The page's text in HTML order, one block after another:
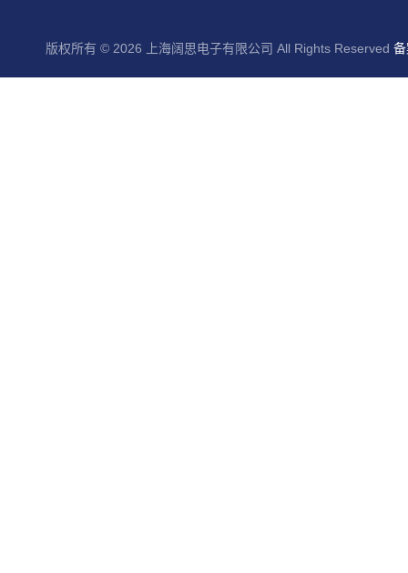
版权所有 © 2026 上海阔思电子有限公司 All Rights Reserved